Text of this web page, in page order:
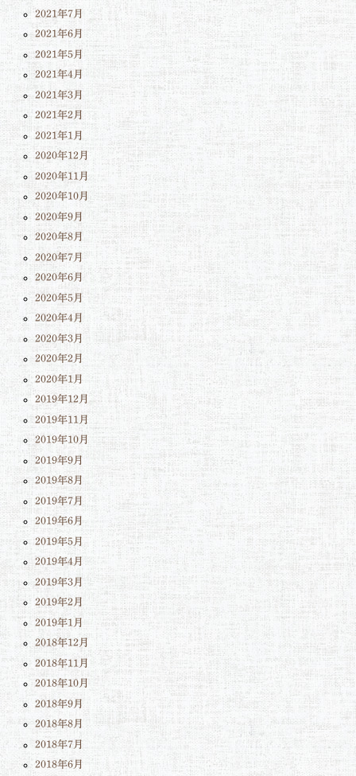
2021年7月
2021年6月
2021年5月
2021年4月
2021年3月
2021年2月
2021年1月
2020年12月
2020年11月
2020年10月
2020年9月
2020年8月
2020年7月
2020年6月
2020年5月
2020年4月
2020年3月
2020年2月
2020年1月
2019年12月
2019年11月
2019年10月
2019年9月
2019年8月
2019年7月
2019年6月
2019年5月
2019年4月
2019年3月
2019年2月
2019年1月
2018年12月
2018年11月
2018年10月
2018年9月
2018年8月
2018年7月
2018年6月